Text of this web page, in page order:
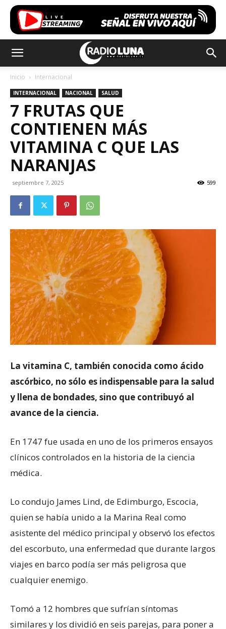
Inicio Internacional
INTERNACIONAL NACIONAL SALUD
7 FRUTAS QUE
CONTIENEN MÁS
VITAMINA C QUE LAS
NARANJAS
septiembre 7, 2025 599
La vitamina C, también conocida como ácido
ascórbico, no sólo es indispensable para la salud
y llena de bondades, sino que contribuyó al
avance de la ciencia.
En 1747 fue usada en uno de los primeros ensayos
clínicos controlados en la historia de la ciencia
médica.
Lo condujo James Lind, de Edimburgo, Escocia,
quien se había unido a la Marina Real como
asistente del médico principal y observó los efectos
del escorbuto, una enfermedad que durante largos
viajes en barco podía ser más peligrosa que
cualquier enemigo.
Tomó a 12 hombres que sufrían síntomas
similares y los dividió en seis parejas, para poner a